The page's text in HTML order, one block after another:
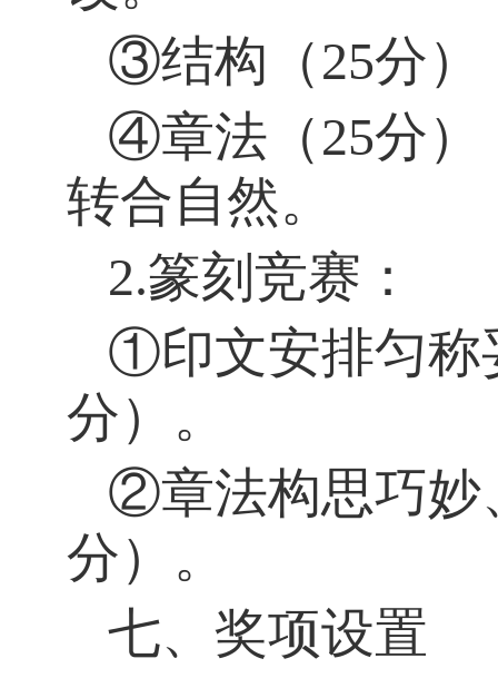
③结构（25分）
④章法（25分）
转合自然。
2.篆刻竞赛：
①印文安排匀称
分）。
②章法构思巧妙
分）。
七、奖项设置